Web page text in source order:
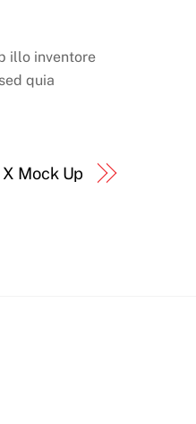
illo inventore
quia
Mock Up